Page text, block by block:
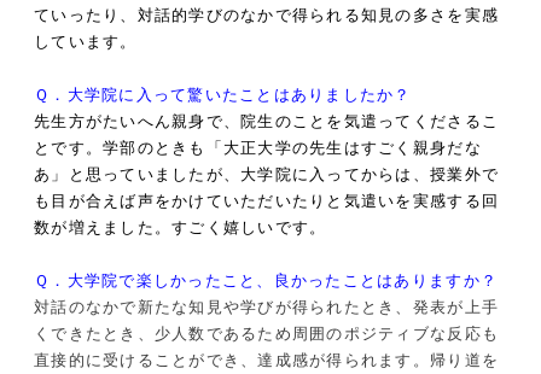
ていったり、対話的学びのなかで得られる知見の多さを実感
しています。
Ｑ．大学院に入って驚いたことはありましたか？
先生方がたいへん親身で、院生のことを気遣ってくださるこ
とです。学部のときも「大正大学の先生はすごく親身だな
あ」と思っていましたが、大学院に入ってからは、授業外で
も目が合えば声をかけていただいたりと気遣いを実感する回
数が増えました。すごく嬉しいです。
Ｑ．大学院で楽しかったこと、良かったことはありますか？
対話のなかで新たな知見や学びが得られたとき、発表が上手
くできたとき、少人数であるため周囲のポジティブな反応も
直接的に受けることができ、達成感が得られます。帰り道を